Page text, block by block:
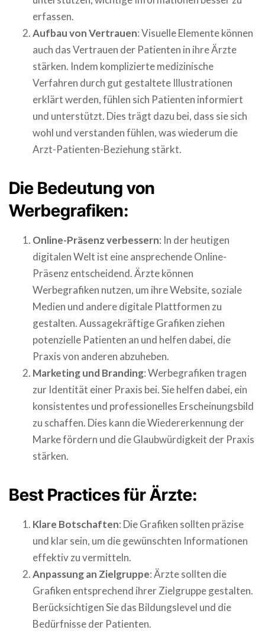
erfassen.
Aufbau von Vertrauen: Visuelle Elemente können
auch das Vertrauen der Patienten in ihre Ärzte
stärken. Indem komplizierte medizinische
Verfahren durch gut gestaltete Illustrationen
erklärt werden, fühlen sich Patienten informiert
und unterstützt. Dies trägt dazu bei, dass sie sich
wohl und verstanden fühlen, was wiederum die
Arzt-Patienten-Beziehung stärkt.
Die Bedeutung von
Werbegrafiken:
Online-Präsenz verbessern: In der heutigen
digitalen Welt ist eine ansprechende Online-
Präsenz entscheidend. Ärzte können
Werbegrafiken nutzen, um ihre Website, soziale
Medien und andere digitale Plattformen zu
gestalten. Aussagekräftige Grafiken ziehen
potenzielle Patienten an und helfen dabei, die
Praxis von anderen abzuheben.
Marketing und Branding: Werbegrafiken tragen
zur Identität einer Praxis bei. Sie helfen dabei, ein
konsistentes und professionelles Erscheinungsbild
zu schaffen. Dies kann die Wiedererkennung der
Marke fördern und die Glaubwürdigkeit der Praxis
stärken.
Best Practices für Ärzte:
Klare Botschaften: Die Grafiken sollten präzise
und klar sein, um die gewünschten Informationen
effektiv zu vermitteln.
Anpassung an Zielgruppe: Ärzte sollten die
Grafiken entsprechend ihrer Zielgruppe gestalten.
Berücksichtigen Sie das Bildungslevel und die
Bedürfnisse der Patienten.